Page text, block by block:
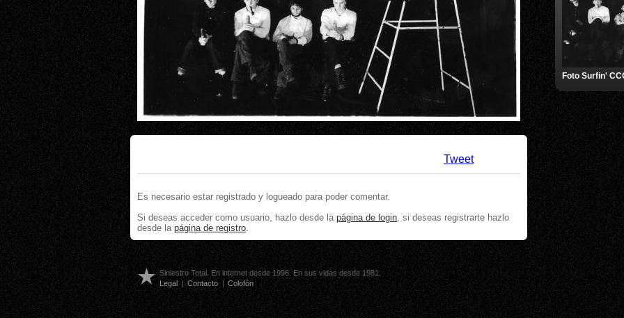
Tweet
Es necesario estar registrado y logueado para poder comentar.
Si deseas acceder como usuario, hazlo desde la página de login, si deseas registrarte hazlo
desde la página de registro.
Foto Surfin'
Siniestro Total. En internet desde 1996. En sus vidas desde 1981.
Legal | Contacto | Colofón